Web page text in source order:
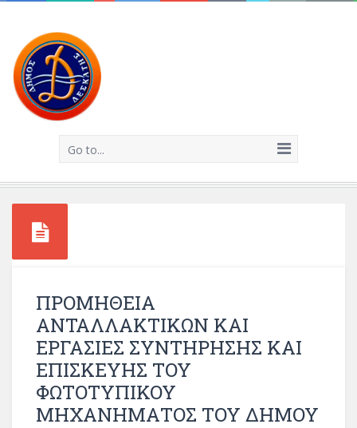
Go to...
ΠΡΟΜΗΘΕΙΑ
ΑΝΤΑΛΛΑΚΤΙΚΩΝ ΚΑΙ
ΕΡΓΑΣΙΕΣ ΣΥΝΤΗΡΗΣΗΣ ΚΑΙ
ΕΠΙΣΚΕΥΗΣ ΤΟΥ
ΦΩΤΟΤΥΠΙΚΟΥ
ΜΗΧΑΝΗΜΑΤΟΣ ΤΟΥ ΔΗΜΟΥ